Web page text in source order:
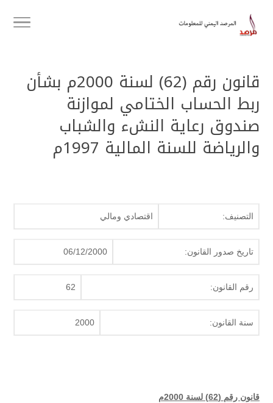
قانون رقم (62) لسنة 2000م بشأن
ربط الحساب الختامي لموازنة
صندوق رعاية النشء والشباب
والرياضة للسنة المالية 1997م
التصنيف: اقتصادي ومالي
تاريخ صدور القانون: 06/12/2000
رقم القانون: 62
سنة القانون: 2000
قانون رقم (62) لسنة 2000م